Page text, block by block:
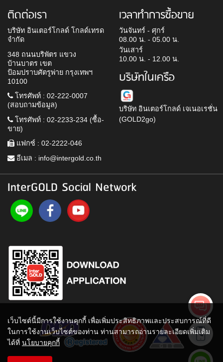
ติดต่อเรา
บริษัท อินเตอร์โกลด์ โกลด์เทรด
จำกัด
348 ถนนบริพัตร แขวง
บ้านบาตร เขต
ป้อมปราบศัตรูพ่าย กรุงเทพฯ
10100
โทรศัพท์ : 02-222-0007
(สอบถามข้อมูล)
โทรศัพท์ : 02-2233-234 (ซื้อ-
ขาย)
แฟกซ์ : 02-2222-046
อีเมล : info@intergold.co.th
เวลาทำการซื้อขาย
วันจันทร์ - ศุกร์
08.00 น. - 05.00 น.
วันเสาร์
10.00 น. - 12.00 น.
บริษัทในเครือ
บริษัท อินเตอร์โกลด์ เจเนอเรชั่น
(GOLD2go)
InterGOLD Social Network
เว็บไซต์นี้มีการใช้งานคุกกี้ เพื่อเพิ่มประสิทธิภาพและประสบการณ์ที่ดี
ในการใช้งานเว็บไซต์ของท่าน ท่านสามารถอ่านรายละเอียดเพิ่มเติม
ได้ที่ นโยบายคุกกี้